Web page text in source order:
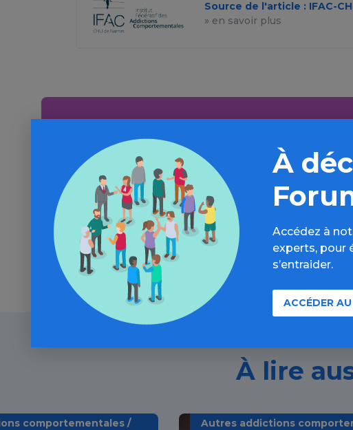
Source de l'article : IFAC-
» en savoir plus
Aller plus loin sur
Informations, parcours d’évaluations,
annuaires, ressources,
Découvrir
À lire
comportementales /
Autres addictions
À
Accédez à
experts, pour
s’entraider.
ACCÉDER